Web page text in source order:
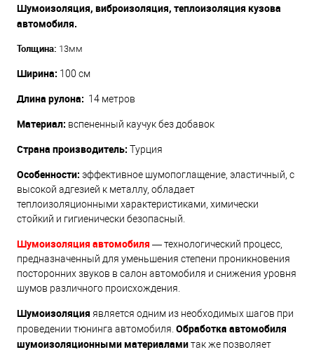
Шумоизоляция, виброизоляция, теплоизоляция кузова
автомобиля.
Толщина: 13мм
Ширина: 100 см
Длина рулона: 14 метров
Материал: вспененный каучук без добавок
Страна производитель: Турция
Особенности: эффективное шумопоглащение, эластичный, с
высокой адгезией к металлу, обладает
теплоизоляционными характеристиками, химически
стойкий и гигиенически безопасный.
Шумоизоляция автомобиля — технологический процесс,
предназначенный для уменьшения степени проникновения
посторонних звуков в салон автомобиля и снижения уровня
шумов различного происхождения.
Шумоизоляция является одним из необходимых шагов при
проведении тюнинга автомобиля. Обработка автомобиля
шумоизоляционными материаламитак же позволяет